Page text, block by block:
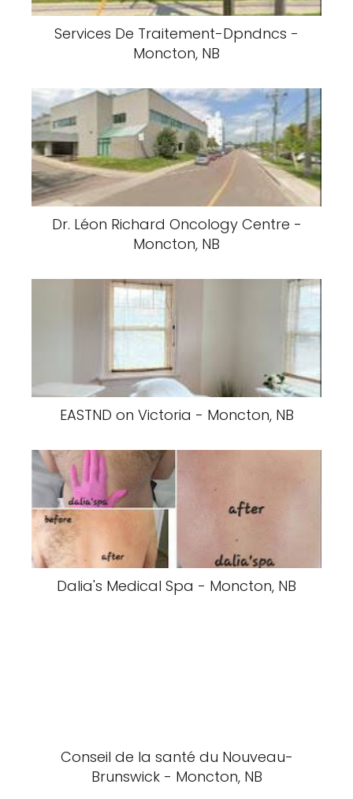
Services De Traitement-Dpndncs -
Moncton, NB
Dr. Léon Richard Oncology Centre -
Moncton, NB
EASTND on Victoria - Moncton, NB
Dalia's Medical Spa - Moncton, NB
Conseil de la santé du Nouveau-
Brunswick - Moncton, NB